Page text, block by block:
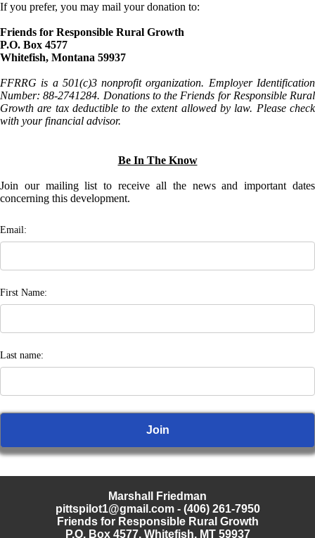
If you prefer, you may mail your donation to:
Friends for Responsible Rural Growth
P.O. Box 4577
Whitefish, Montana 59937
FFRRG is a 501(c)3 nonprofit organization. Employer Identification
Number: 88-2741284. Donations to the Friends for Responsible Rural
Growth are tax deductible to the extent allowed by law. Please check
with your financial advisor.
Be In The Know
Join our mailing list to receive all the news and important dates
concerning this development.
Email:
First Name:
Last name:
Marshall Friedman
pittspilot1@gmail.com- (406) 261-7950
Friends for Responsible Rural Growth
P.O. Box 4577, Whitefish, MT 59937